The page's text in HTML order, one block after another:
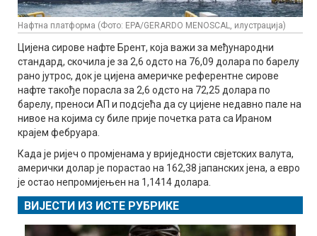
Нафтна платформа (Фото: EPA/GERARDO MENOSCAL, илустрација)
Цијена сирове нафте Брент, која важи за међународни
стандард, скочила је за 2,6 одсто на 76,09 долара по барелу
рано јутрос, док је цијена америчке референтне сирове
нафте такође порасла за 2,6 одсто на 72,25 долара по
барелу, преноси АП и подсјећа да су цијене недавно пале на
нивое на којима су биле прије почетка рата са Ираном
крајем фебруара.
Када је ријеч о промјенама у вриједности свјетских валута,
амерички долар је порастао на 162,38 јапанских јена, а евро
је остао непромијењен на 1,1414 долара.
ВИЈЕСТИ ИЗ ИСТЕ РУБРИКЕ